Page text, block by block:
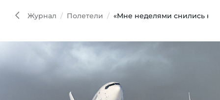
Журнал Полетели «Мне неделями снились